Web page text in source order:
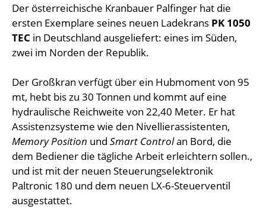
Der österreichische Kranbauer Palfinger hat die
ersten Exemplare seines neuen Ladekrans PK 1050
TEC in Deutschland ausgeliefert: eines im Süden,
zwei im Norden der Republik.
Der Großkran verfügt über ein Hubmoment von 95
mt, hebt bis zu 30 Tonnen und kommt auf eine
hydraulische Reichweite von 22,40 Meter. Er hat
Assistenzsysteme wie den Nivellierassistenten,
Memory Position und Smart Controlan Bord, die
dem Bediener die tägliche Arbeit erleichtern sollen.,
und ist mit der neuen Steuerungselektronik
Paltronic 180 und dem neuen LX-6-Steuerventil
ausgestattet.